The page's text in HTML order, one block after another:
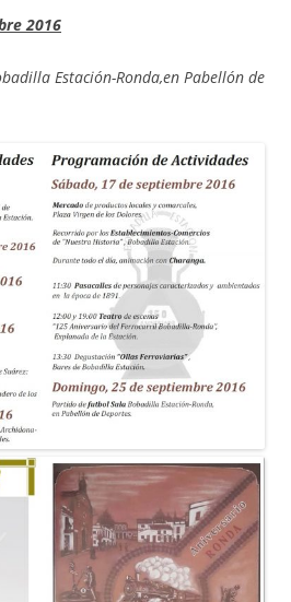
2016
Estación-Ronda,en Pabellón de